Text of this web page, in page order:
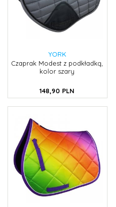
YORK
Czaprak Modest z podkładką,
kolor szary
148,90 PLN